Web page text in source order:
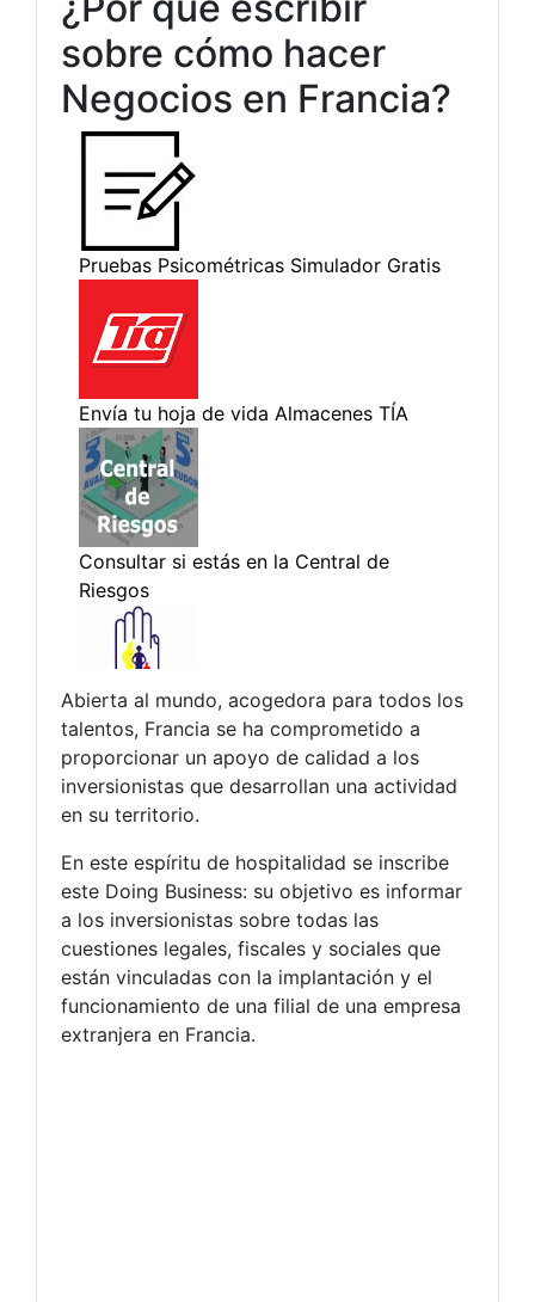
sobre cómo hacer
Negocios en Francia?
Abierta al mundo, acogedora para todos los
talentos, Francia se ha comprometido a
proporcionar un apoyo de calidad a los
inversionistas que desarrollan una actividad
en su territorio.
En este espíritu de hospitalidad se inscribe
este Doing Business: su objetivo es informar
a los inversionistas sobre todas las
cuestiones legales, fiscales y sociales que
están vinculadas con la implantación y el
funcionamiento de una filial de una empresa
extranjera en Francia.